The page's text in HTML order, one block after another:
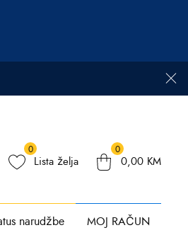
0
Lista želja
0
0,00 KM
narudžbe MOJ RAČUN